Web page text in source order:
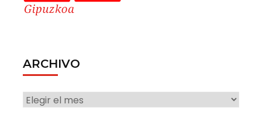
ARCHIVO
ARCHIVO